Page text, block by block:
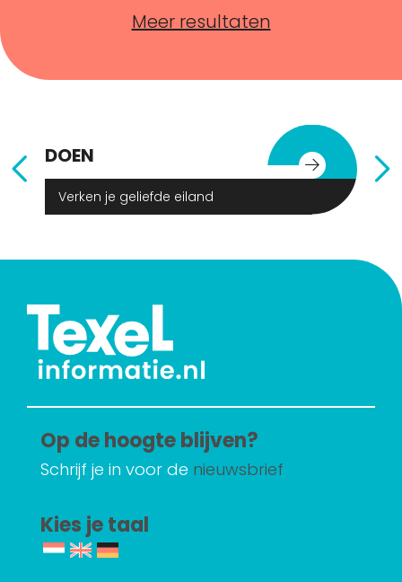
Meer resultaten
DOEN
Verken je geliefde eiland
Op de hoogte blijven?
Schrijf je in voor de nieuwsbrief
Kies je taal